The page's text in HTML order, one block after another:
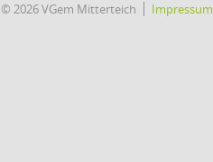
© 2026 VGem Mitterteich Impressum